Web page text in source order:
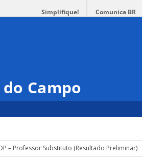
Simplifique! Comunica BR
Campo
– Professor Substituto (Resultado Preliminar)